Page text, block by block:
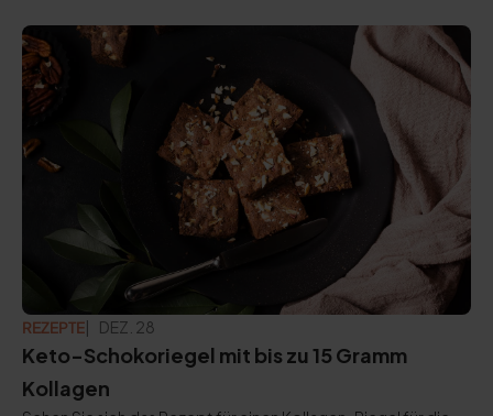
REZEPTE AKTUALISIERT:
DEZ. 28
Keto-Schokoriegel mit bis zu 15 Gramm
Kollagen